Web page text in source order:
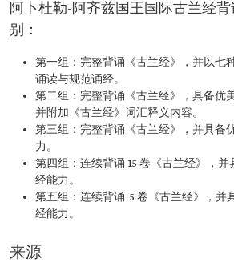
阿卜杜勒-阿齐兹国王国际古兰经
别：
第一组：完整背诵《古兰经》，并以七
诵读与规范诵经。
第二组：完整背诵《古兰经》，具备优
并附加《古兰经》词汇释义内容。
第三组：完整背诵《古兰经》，并具备
力。
第四组：连续背诵 15 卷《古兰经》，
经能力。
第五组：连续背诵 5 卷《古兰经》，并
经能力。
来源